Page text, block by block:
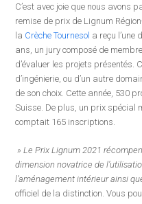
C’est avec joie que nous avons
remise de prix de Lignum
la Crèche Tournesol a reçu l’une
ans, un jury composé de
d’évaluer les projets présentés.
d’ingénierie, ou d’un autre
de son choix. Cette année, 530
Suisse. De plus, un prix spécial
comptait 165 inscriptions.
» Le Prix Lignum 2021
dimension novatrice de
l’aménagement intérieur ainsi
officiel de la distinction. Vous